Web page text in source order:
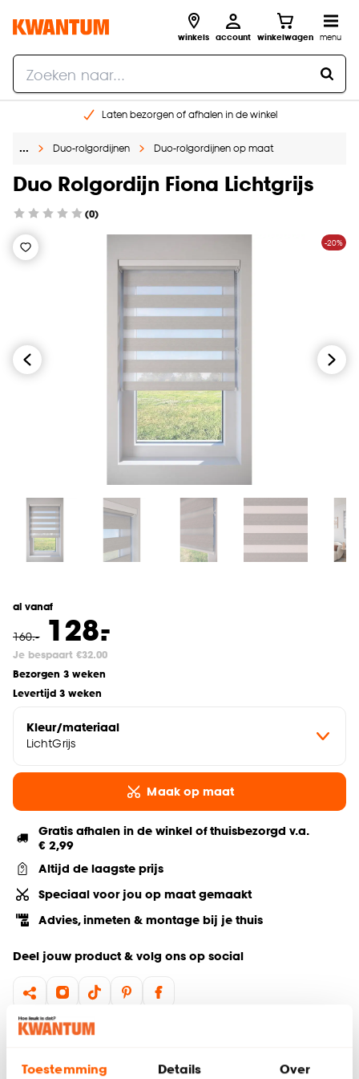
Toestemming Details Over
winkels account winkelwagen menu
Laten bezorgen of afhalen in de winkel
Gratis raam advies en inmeten aan huis
… Duo-rolgordijnen Duo-rolgordijnen op maat
Duo Rolgordijn Fiona Lichtgrijs
(0)
-20%
al vanaf
160.- 128.
-
Je bespaart €32.00
Bezorgen 3 weken
Levertijd 3 weken
Kleur/materiaal
LichtGrijs
Maak op maat
Gratis afhalen in de winkel of thuisbezorgd v.a.
€ 2,99
Altijd de laagste prijs
Speciaal voor jou op maat gemaakt
Advies, inmeten & montage bij je thuis
Deel jouw product & volg ons op social
Hulp nodig? Wij regelen het voor je!
Gratis advies aan huis